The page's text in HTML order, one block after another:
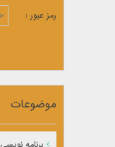
رمز عبور :
موضوعات